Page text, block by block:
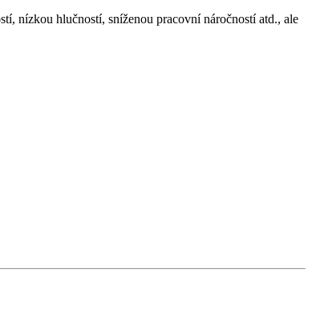
nízkou hlučností, sníženou pracovní náročností atd., ale